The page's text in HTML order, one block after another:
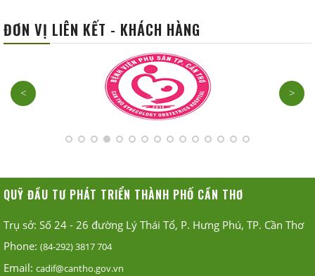
ĐƠN VỊ LIÊN KẾT - KHÁCH HÀNG
< >
QUỸ ĐẦU TƯ PHÁT TRIỂN THÀNH PHỐ CẦN THƠ
Trụ sở: Số 24 - 26 đường Lý Thái Tổ, P. Hưng Phú, TP. Cần Thơ
Phone: (84-292) 3817 704
Email: cadif@cantho.gov.vn